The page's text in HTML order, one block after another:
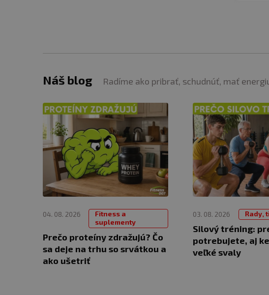
Náš blog Radíme ako pribrať, schudnúť, mať
04. 08. 2026
Fitness a
suplementy
Prečo proteíny zdražujú? Čo
sa deje na trhu so srvátkou a
ako ušetriť
03. 08. 2026 Rady,
Silový tréning:
potrebujete, aj
veľké svaly